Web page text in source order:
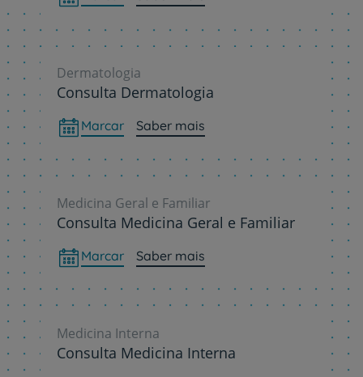
Dermatologia
Consulta Dermatologia
Marcar Saber mais
Medicina Geral e Familiar
Consulta Medicina Geral e Familiar
Marcar Saber mais
Medicina Interna
Consulta Medicina Interna